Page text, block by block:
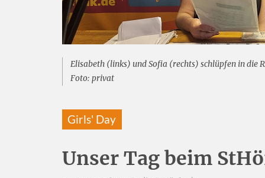
Elisabeth (links) und Sofia (rechts) schlüpfen in die
Foto: privat
Girls' Day
Unser Tag beim